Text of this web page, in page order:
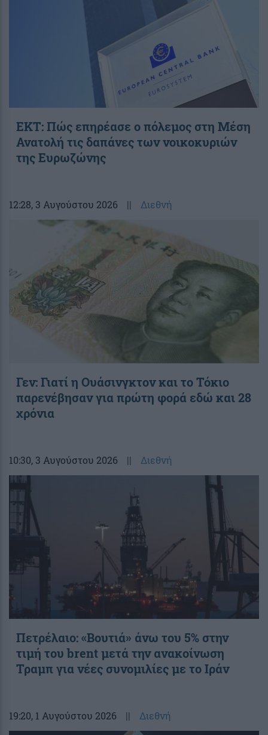
ΕΚΤ: Πώς επηρέασε ο πόλεμος στη Μέση
Ανατολή τις δαπάνες των νοικοκυριών
της Ευρωζώνης
12:28, 3 Αυγούστου 2026 || Διεθνή
Γεν: Γιατί η Ουάσινγκτον και το Τόκιο
παρενέβησαν για πρώτη φορά εδώ και 28
χρόνια
10:30, 3 Αυγούστου 2026 || Διεθνή
Πετρέλαιο: «Βουτιά» άνω του 5% στην
τιμή του brent μετά την ανακοίνωση
Τραμπ για νέες συνομιλίες με το Ιράν
19:20, 1 Αυγούστου 2026 || Διεθνή